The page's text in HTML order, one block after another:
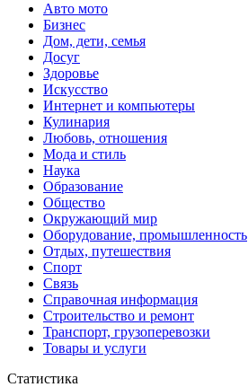
Авто мото
Бизнес
Дом, дети, семья
Досуг
Здоровье
Искусство
Интернет и компьютеры
Кулинария
Любовь, отношения
Мода и стиль
Наука
Образование
Общество
Окружающий мир
Оборудование, промышленность
Отдых, путешествия
Спорт
Связь
Справочная информация
Строительство и ремонт
Транспорт, грузоперевозки
Товары и услуги
Статистика